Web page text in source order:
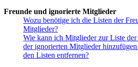
Freunde und ignorierte Mitglieder
Wozu benötige ich die Listen der
Mitglieder?
Wie kann ich Mitglieder zur Liste
der ignorierten Mitglieder
den Listen entfernen?